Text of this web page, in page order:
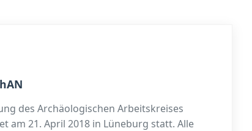
des Archäologischen Arbeitskreises
am 21. April 2018 in Lüneburg statt. Alle